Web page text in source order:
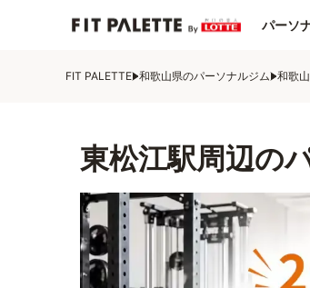
パーソ
FIT PALETTE 和歌山県のパーソナルジム 和歌
東松江駅周辺の